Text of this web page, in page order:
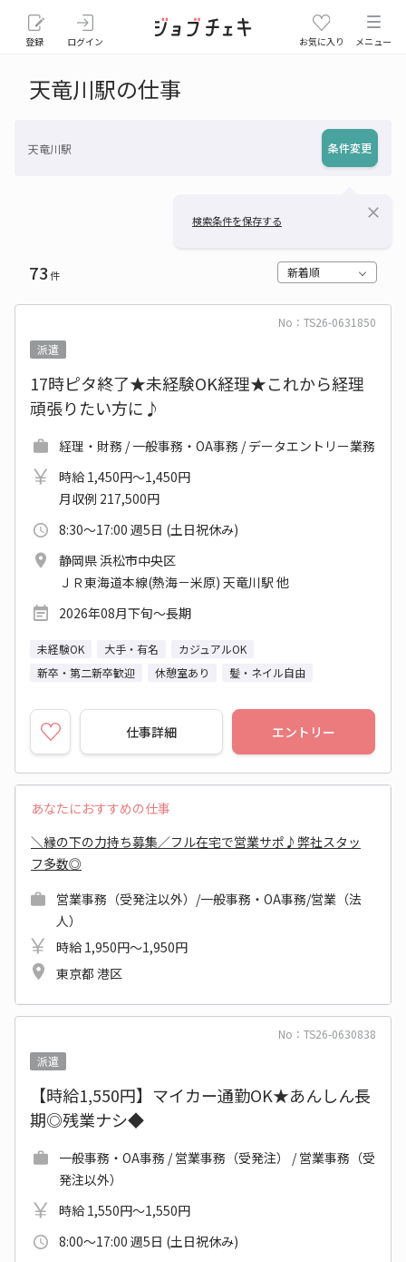
登録 ログイン お気に入り メニュー
天竜川駅の仕事
天竜川駅 条件変更
検索条件を保存する close
73件 新着順
No：TS26-0631850
派遣
17時ピタ終了★未経験OK経理★これから経理
頑張りたい方に♪
経理・財務 / 一般事務・OA事務 / データエントリー業務
時給 1,450円～1,450円
月収例 217,500円
8:30～17:00 週5日 (土日祝休み)
静岡県 浜松市中央区
ＪＲ東海道本線(熱海－米原) 天竜川駅 他
2026年08月下旬～長期
未経験OK 大手・有名
カジュアルOK
新卒・第二新卒歓迎
休憩室あり 髪・ネイル自由
仕事詳細 エントリー
あなたにおすすめの仕事
＼縁の下の力持ち募集／フル在宅で営業サポ♪弊社スタッ
フ多数◎
営業事務（受発注以外）/一般事務・OA事務/営業（法
人）
時給 1,950円～1,950円
東京都 港区
No：TS26-0630838
派遣
【時給1,550円】マイカー通勤OK★あんしん長
期◎残業ナシ◆
一般事務・OA事務 / 営業事務（受発注） / 営業事務（受
発注以外）
時給 1,550円～1,550円
8:00～17:00 週5日 (土日祝休み)